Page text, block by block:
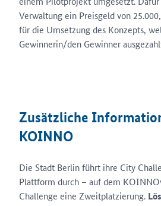
Verwaltung ein Preisgeld von
für die Umsetzung des Konzepts,
Gewinnerin/den Gewinner
Zusätzliche
KOINNO
Die Stadt Berlin führt ihre City
Plattform durch – auf dem
Challenge eine Zweitplatzierung.